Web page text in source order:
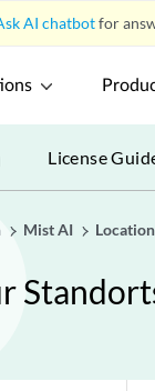
AI chatbotfor
License
Mist AI